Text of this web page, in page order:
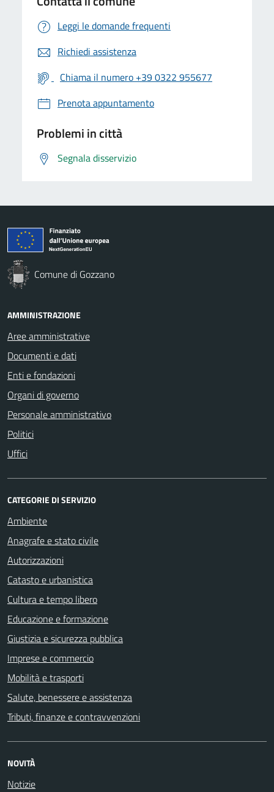
Leggi le domande frequenti
Richiedi assistenza
Chiama il numero +39 0322 955677
Prenota appuntamento
Problemi in città
Segnala disservizio
Comune di Gozzano
AMMINISTRAZIONE
Aree amministrative
Documenti e dati
Enti e fondazioni
Organi di governo
Personale amministrativo
Politici
Uffici
CATEGORIE DI SERVIZIO
Ambiente
Anagrafe e stato civile
Autorizzazioni
Catasto e urbanistica
Cultura e tempo libero
Educazione e formazione
Giustizia e sicurezza pubblica
Imprese e commercio
Mobilità e trasporti
Salute, benessere e assistenza
Tributi, finanze e contravvenzioni
NOVITÀ
Notizie